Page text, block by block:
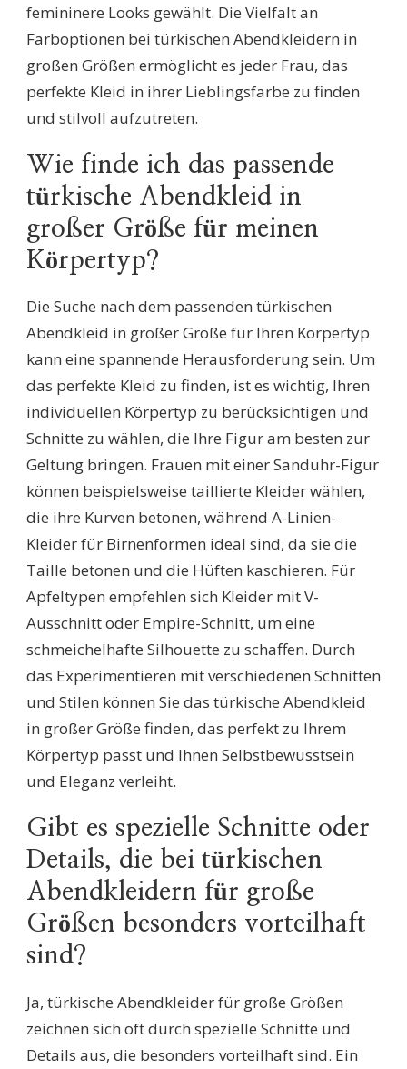
femininere Looks gewählt. Die Vielfalt an
Farboptionen bei türkischen Abendkleidern in
großen Größen ermöglicht es jeder Frau, das
perfekte Kleid in ihrer Lieblingsfarbe zu finden
und stilvoll aufzutreten.
Wie finde ich das passende
türkische Abendkleid in
großer Größe für meinen
Körpertyp?
Die Suche nach dem passenden türkischen
Abendkleid in großer Größe für Ihren Körpertyp
kann eine spannende Herausforderung sein. Um
das perfekte Kleid zu finden, ist es wichtig, Ihren
individuellen Körpertyp zu berücksichtigen und
Schnitte zu wählen, die Ihre Figur am besten zur
Geltung bringen. Frauen mit einer Sanduhr-Figur
können beispielsweise taillierte Kleider wählen,
die ihre Kurven betonen, während A-Linien-
Kleider für Birnenformen ideal sind, da sie die
Taille betonen und die Hüften kaschieren. Für
Apfeltypen empfehlen sich Kleider mit V-
Ausschnitt oder Empire-Schnitt, um eine
schmeichelhafte Silhouette zu schaffen. Durch
das Experimentieren mit verschiedenen Schnitten
und Stilen können Sie das türkische Abendkleid
in großer Größe finden, das perfekt zu Ihrem
Körpertyp passt und Ihnen Selbstbewusstsein
und Eleganz verleiht.
Gibt es spezielle Schnitte oder
Details, die bei türkischen
Abendkleidern für große
Größen besonders vorteilhaft
sind?
Ja, türkische Abendkleider für große Größen
zeichnen sich oft durch spezielle Schnitte und
Details aus, die besonders vorteilhaft sind. Ein